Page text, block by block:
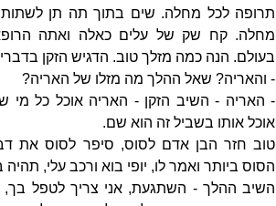
תרופה לכל מחלה. שים בתוך תה תן לשתות
מחלה. קח שק של עלים כאלה ואתה
בעולם. הנה כמה מזלך טוב. הדגיש הזקן
- והאריה? שאל ההלך מה מזלו של האריה?
- האריה - השיב הזקן - האריה אוכל כל מי
אוכל אותו בשביל זה הוא שם.
טוב חזר הבן אדם לסוס, סיפר לסוס את
הסוס ביותר ואמר לו, יופי בוא ורכב עלי,
השיב ההלך - השתגעת, אני צריך לטפל בך,